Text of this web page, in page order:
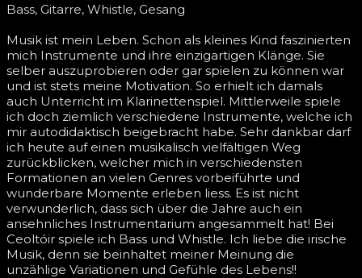
Bass, Gitarre, Whistle, Gesang
Musik ist mein Leben. Schon als kleines Kind faszinierten
mich Instrumente und ihre einzigartigen Klänge. Sie
selber auszuprobieren oder gar spielen zu können war
und ist stets meine Motivation. So erhielt ich damals
auch Unterricht im Klarinettenspiel. Mittlerweile spiele
ich doch ziemlich verschiedene Instrumente, welche ich
mir autodidaktisch beigebracht habe. Sehr dankbar darf
ich heute auf einen musikalisch vielfältigen Weg
zurückblicken, welcher mich in verschiedensten
Formationen an vielen Genres vorbeiführte und
wunderbare Momente erleben liess. Es ist nicht
verwunderlich, dass sich über die Jahre auch ein
ansehnliches Instrumentarium angesammelt hat! Bei
Ceoltóir spiele ich Bass und Whistle. Ich liebe die irische
Musik, denn sie beinhaltet meiner Meinung die
unzählige Variationen und Gefühle des Lebens!!